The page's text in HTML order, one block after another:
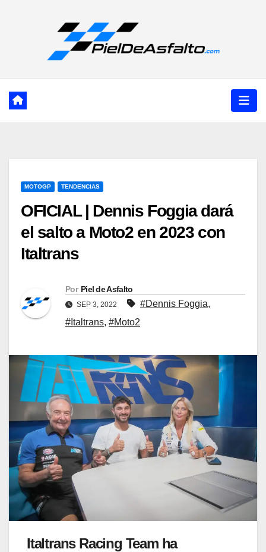
MOTOGP TENDENCIAS
OFICIAL | Dennis Foggia dará
el salto a Moto2 en 2023 con
Italtrans
Por Piel de Asfalto
SEP 3, 2022 #Dennis Foggia,
#Italtrans, #Moto2
Italtrans Racing Team ha